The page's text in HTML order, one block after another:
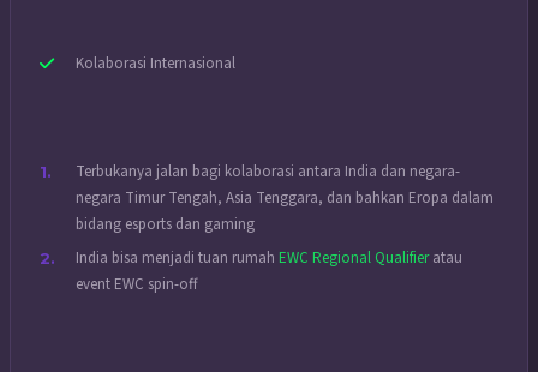
Kolaborasi Internasional
Terbukanya jalan bagi kolaborasi antara India dan negara-
negara Timur Tengah, Asia Tenggara, dan bahkan Eropa dalam
bidang esports dan gaming
India bisa menjadi tuan rumah EWC Regional Qualifieratau
event EWC spin-off